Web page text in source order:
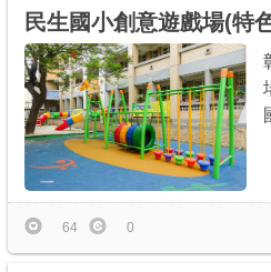
民生國小創意遊戲場(特
64 0